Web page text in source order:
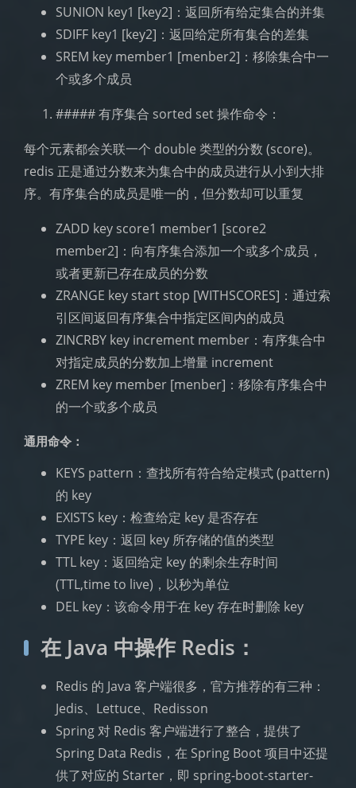
SUNION key1 [key2]：返回所有给定集合的并集
SDIFF key1 [key2]：返回给定所有集合的差集
SREM key member1 [menber2]：移除集合中一
个或多个成员
##### 有序集合 sorted set 操作命令：
每个元素都会关联一个 double 类型的分数 (score)。
redis 正是通过分数来为集合中的成员进行从小到大排
序。有序集合的成员是唯一的，但分数却可以重复
ZADD key score1 member1 [score2
member2]：向有序集合添加一个或多个成员，
或者更新已存在成员的分数
ZRANGE key start stop [WITHSCORES]：通过索
引区间返回有序集合中指定区间内的成员
ZINCRBY key increment member：有序集合中
对指定成员的分数加上增量 increment
ZREM key member [menber]：移除有序集合中
的一个或多个成员
通用命令：
KEYS pattern：查找所有符合给定模式 (pattern)
的 key
EXISTS key：检查给定 key 是否存在
TYPE key：返回 key 所存储的值的类型
TTL key：返回给定 key 的剩余生存时间
(TTL,time to live)，以秒为单位
DEL key：该命令用于在 key 存在时删除 key
在 Java 中操作 Redis：
Redis 的 Java 客户端很多，官方推荐的有三种：
Jedis、Lettuce、Redisson
Spring 对 Redis 客户端进行了整合，提供了
Spring Data Redis，在 Spring Boot 项目中还提
供了对应的 Starter，即 spring-boot-starter-